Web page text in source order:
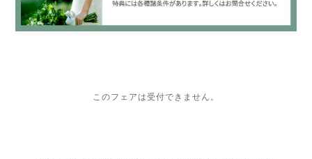
このフェアは受付できません。